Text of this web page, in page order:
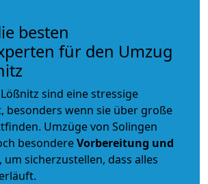
besten
für den Umzug
sind eine stressige
besonders wenn sie über große
Umzüge von Solingen
besondereVorbereitung und
, um sicherzustellen, dass alles